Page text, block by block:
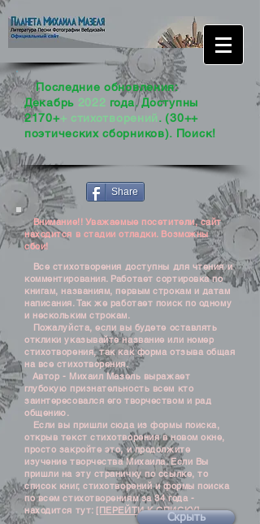
Последние обновления:
Декабрь2022 года. Доступны
2170++ стихотворений. (30++
поэтических сборников). Поиск!
Share
Внимание!! Уважаемые посетители, сайт
находится в стадии отладки. Возможны
сбои!
Все стихотворения доступны для чтения и
комментирования. Работает сортировка по
книгам, названиям, первым строкам и датам
написания. Так же работает поиск по одному
и нескольким строкам.
Пожалуйста, если вы будете оставлять
отклики указывайте название или номер
стихотворения, так как форма отзыва общая
на все стихотворения.
Автор - Михаил Мазель выражает
глубокую признательность всем кто
заинтересовался его творчеством и рад
общению.
Если вы пришли сюда из формы поиска,
открыв текст стихотворения в новом окне,
просто закройте это, и продолжите
изучение творчества Михаила. Если Вы
пришли на эту страничку по ссылке, то
список книг, стихотворений и формы поиска
по всем стихотворениям за 34 года -
находится тут: [ПЕРЕЙТИ К СПИСКУ]
Скрыть